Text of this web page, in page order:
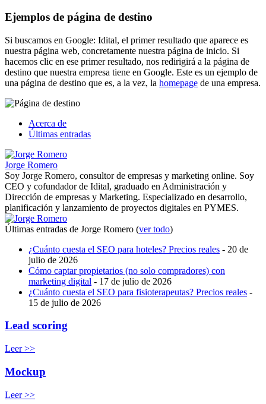
Ejemplos de página de destino
Si buscamos en Google: Idital, el primer resultado que aparece es
nuestra página web, concretamente nuestra página de inicio. Si
hacemos clic en ese primer resultado, nos redirigirá a la página de
destino que nuestra empresa tiene en Google. Este es un ejemplo de
una página de destino que es, a la vez, la homepage de una empresa.
Acerca de
Últimas entradas
Jorge Romero
Soy Jorge Romero, consultor de empresas y marketing online. Soy
CEO y cofundador de Idital, graduado en Administración y
Dirección de empresas y Marketing. Especializado en desarrollo,
planificación y lanzamiento de proyectos digitales en PYMES.
Últimas entradas de Jorge Romero (ver todo)
¿Cuánto cuesta el SEO para hoteles? Precios reales - 20 de
julio de 2026
Cómo captar propietarios (no solo compradores) con
marketing digital - 17 de julio de 2026
¿Cuánto cuesta el SEO para fisioterapeutas? Precios reales -
15 de julio de 2026
Lead scoring
Leer >>
Mockup
Leer >>